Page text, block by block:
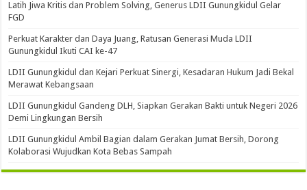
Latih Jiwa Kritis dan Problem Solving, Generus LDII Gunungkidul Gelar
FGD
Perkuat Karakter dan Daya Juang, Ratusan Generasi Muda LDII
Gunungkidul Ikuti CAI ke-47
LDII Gunungkidul dan Kejari Perkuat Sinergi, Kesadaran Hukum Jadi Bekal
Merawat Kebangsaan
LDII Gunungkidul Gandeng DLH, Siapkan Gerakan Bakti untuk Negeri 2026
Demi Lingkungan Bersih
LDII Gunungkidul Ambil Bagian dalam Gerakan Jumat Bersih, Dorong
Kolaborasi Wujudkan Kota Bebas Sampah